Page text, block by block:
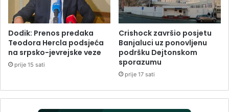
Dodik: Prenos predaka
Teodora Hercla podsjeća
na srpsko-jevrejske veze
prije 15 sati
Crishock završio posjetu
Banjaluci uz ponovljenu
podršku Dejtonskom
sporazumu
prije 17 sati